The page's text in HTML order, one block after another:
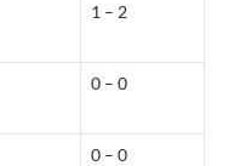
1 – 2
0 – 0
0 – 0